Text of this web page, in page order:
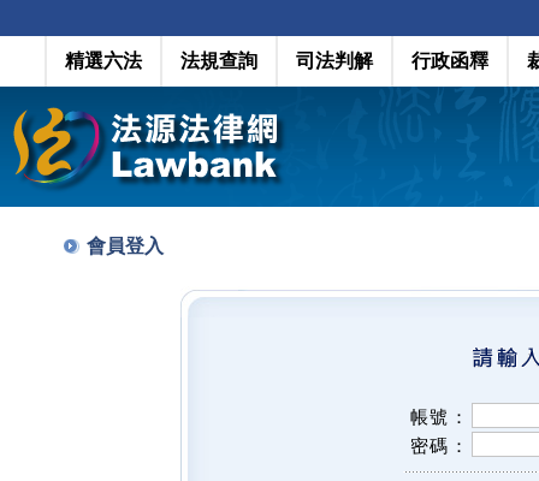
精選六法 法規查詢 司法判解 行政函釋
會員登入
帳號：
密碼：